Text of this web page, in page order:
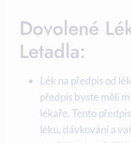
Dovolené
Letadla:
Lék na předpis od
předpis byste měli
lékaře. Tento
léku, dávkování a